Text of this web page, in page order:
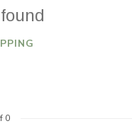
0